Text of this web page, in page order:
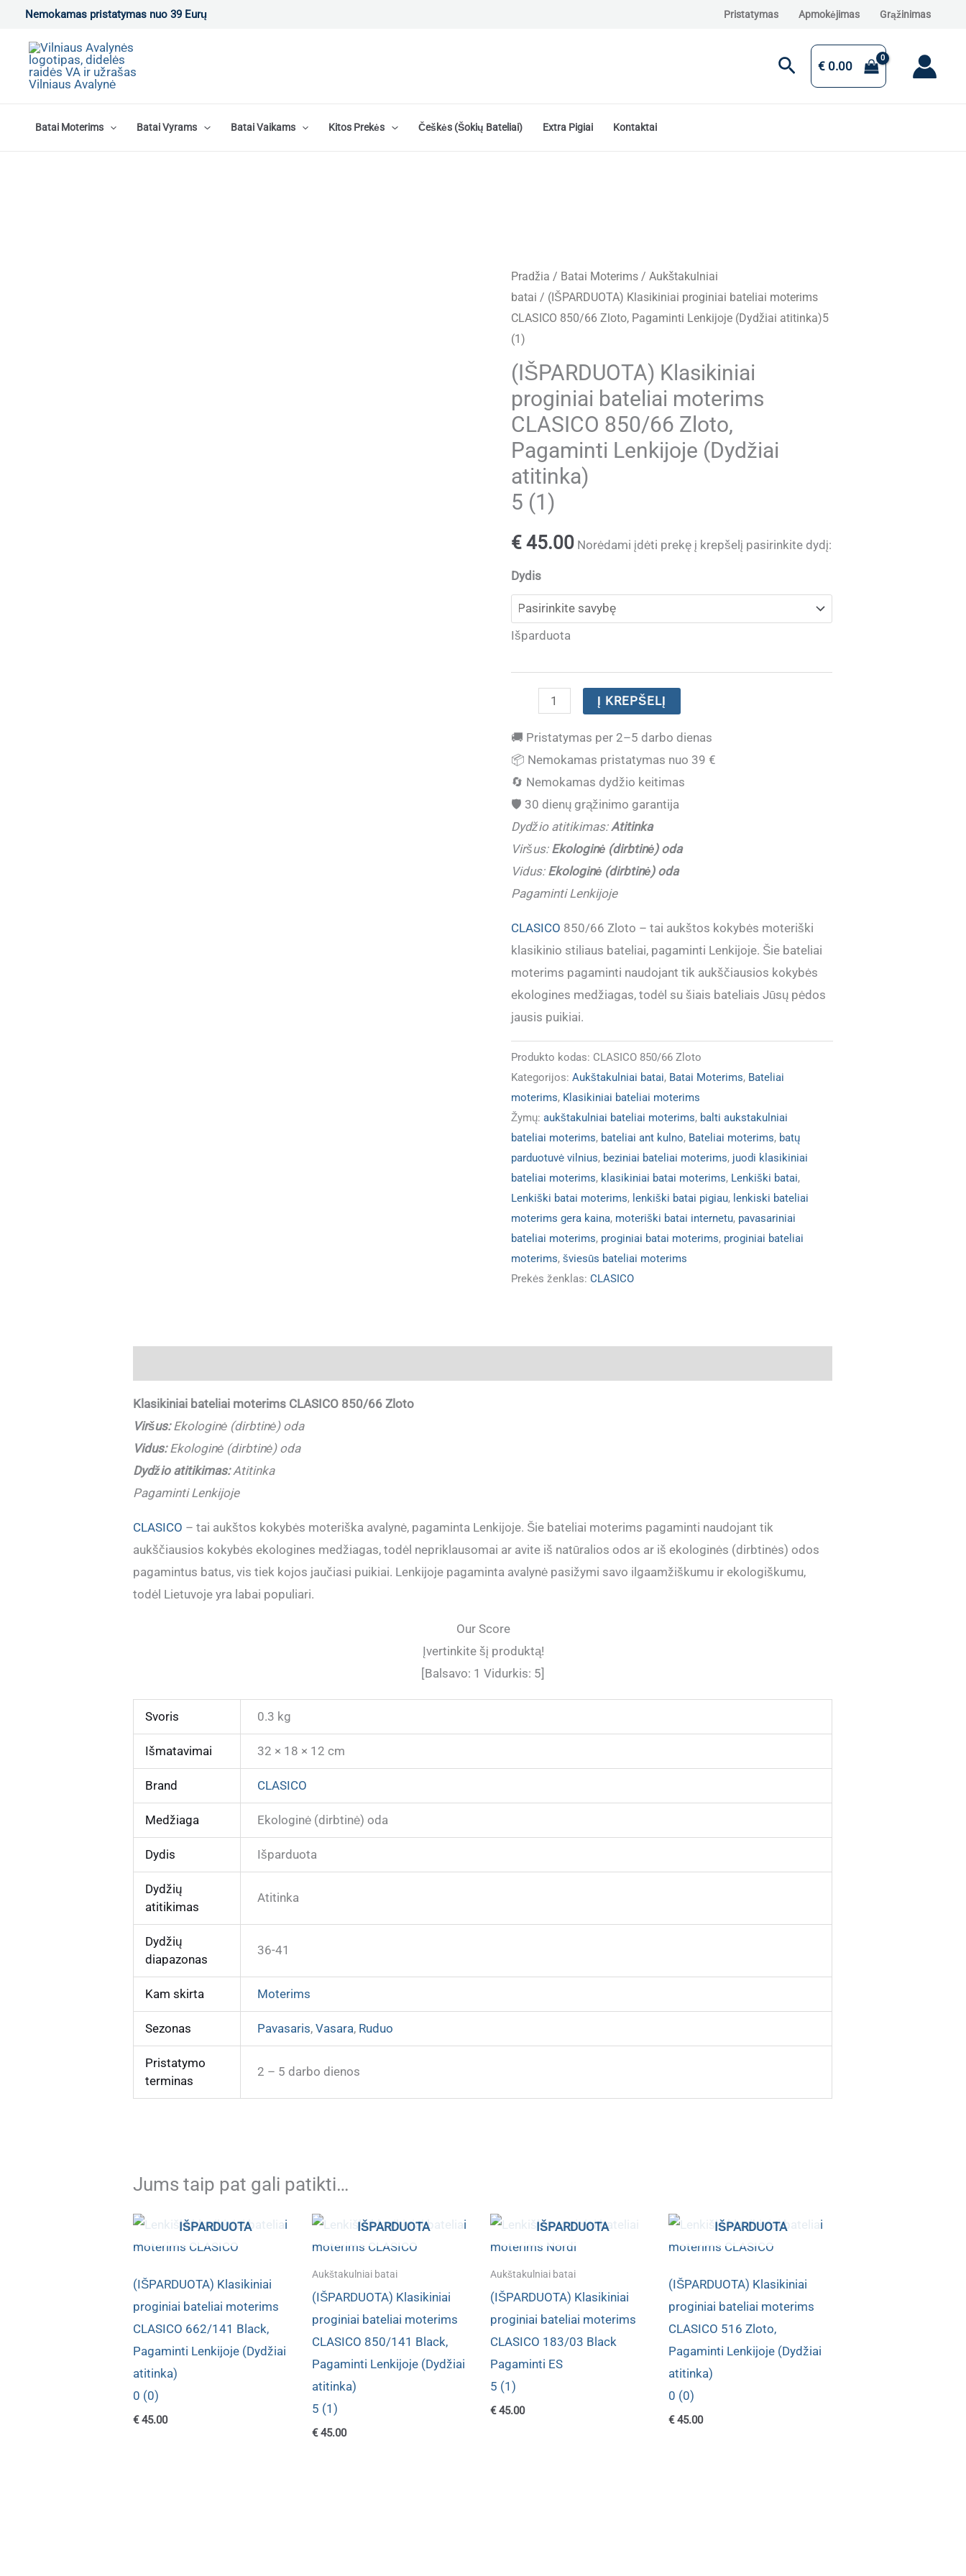
Pereiti
turinio
Nemokamas pristatymas nuo 39 Eurų Pristatymas Apmokėjimas Grąžinimas
Paieška
€0.00
Batai Moterims Batai Vyrams Batai Vaikams Kitos Prekės Češkės (šokių Bateliai) Extra Pigiai Kontaktai
Pradžia / Batai Moterims/ Aukštakulniai
batai / (IŠPARDUOTA) Klasikiniai proginiai bateliai moterims
CLASICO 850/66 Zloto, Pagaminti Lenkijoje (Dydžiai atitinka)5
(1)
(IŠPARDUOTA) Klasikiniai
proginiai bateliai moterims
CLASICO 850/66 Zloto,
Pagaminti Lenkijoje (Dydžiai
atitinka)
5 (1)
€45.00 Norėdami įdėti prekę į krepšelį pasirinkite dydį:
Dydis
Išparduota
produkto
(IŠPARDUOTA)
Klasikiniai
proginiai
bateliai
moterims
CLASICO
850/66
Zloto,
Pagaminti
Lenkijoje
(Dydžiai
atitinka)
Į KREPŠELĮ
🚚 Pristatymas per 2–5 darbo dienas
📦 Nemokamas pristatymas nuo 39 €
🔄 Nemokamas dydžio keitimas
🛡️ 30 dienų grąžinimo garantija
Dydžio atitikimas: Atitinka
Viršus: Ekologinė (dirbtinė) oda
Vidus: Ekologinė (dirbtinė) oda
Pagaminti Lenkijoje
CLASICO 850/66 Zloto – tai aukštos kokybės moteriški
klasikinio stiliaus bateliai, pagaminti Lenkijoje. Šie bateliai
moterims pagaminti naudojant tik aukščiausios kokybės
ekologines medžiagas, todėl su šiais bateliais Jūsų pėdos
jausis puikiai.
Produkto kodas: CLASICO 850/66 Zloto
Kategorijos: Aukštakulniai batai, Batai Moterims, Bateliai
moterims, Klasikiniai bateliai moterims
Žymų: aukštakulniai bateliai moterims, balti aukstakulniai
bateliai moterims, bateliai ant kulno, Bateliai moterims, batų
parduotuvė vilnius, beziniai bateliai moterims, juodi klasikiniai
bateliai moterims, klasikiniai batai moterims, Lenkiški batai,
Lenkiški batai moterims, lenkiški batai pigiau, lenkiski bateliai
moterims gera kaina, moteriški batai internetu, pavasariniai
bateliai moterims, proginiai batai moterims, proginiai bateliai
moterims, šviesūs bateliai moterims
Prekės ženklas: CLASICO
Klasikiniai bateliai moterims CLASICO 850/66 Zloto
Viršus:Ekologinė (dirbtinė) oda
Vidus:Ekologinė (dirbtinė) oda
Dydžio atitikimas:Atitinka
Pagaminti Lenkijoje
CLASICO – tai aukštos kokybės moteriška avalynė, pagaminta Lenkijoje. Šie bateliai moterims pagaminti naudojant tik
aukščiausios kokybės ekologines medžiagas, todėl nepriklausomai ar avite iš natūralios odos ar iš ekologinės (dirbtinės) odos
pagamintus batus, vis tiek kojos jaučiasi puikiai. Lenkijoje pagaminta avalynė pasižymi savo ilgaamžiškumu ir ekologiškumu,
todėl Lietuvoje yra labai populiari.
Our Score
Įvertinkite šį produktą!
[Balsavo: 1 Vidurkis: 5]
Svoris 0.3 kg
Išmatavimai 32 × 18 × 12 cm
Brand CLASICO
Medžiaga Ekologinė (dirbtinė) oda
Dydis Išparduota
Dydžių
atitikimas
Atitinka
Dydžių
diapazonas
36-41
Kam skirta Moterims
Sezonas Pavasaris,Vasara, Ruduo
Pristatymo
terminas
2 – 5 darbo dienos
Jums taip pat gali patikti…
IŠPARDUOTA
(IŠPARDUOTA) Klasikiniai
proginiai bateliai moterims
CLASICO 662/141 Black,
Pagaminti Lenkijoje (Dydžiai
atitinka)
0 (0)
€45.00
IŠPARDUOTA
Aukštakulniai batai
(IŠPARDUOTA) Klasikiniai
proginiai bateliai moterims
CLASICO 850/141 Black,
Pagaminti Lenkijoje (Dydžiai
atitinka)
5 (1)
€45.00
IŠPARDUOTA
Aukštakulniai batai
(IŠPARDUOTA) Klasikiniai
proginiai bateliai moterims
CLASICO 183/03 Black
Pagaminti ES
5 (1)
€45.00
IŠPARDUOTA
(IŠPARDUOTA) Klasikiniai
proginiai bateliai moterims
CLASICO 516 Zloto,
Pagaminti Lenkijoje (Dydžiai
atitinka)
0 (0)
€45.00